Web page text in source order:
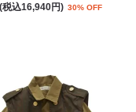
込16,940円) 30% OFF